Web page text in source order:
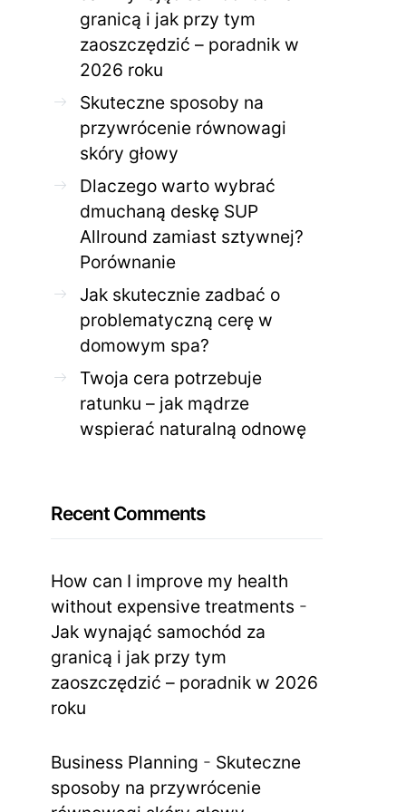
ZDROWE CIAŁO
Jak skutecznie zadbać o
problematyczną cerę w
domowym spa?
28 KWIETNIA 2026 27 KWIETNIA 2026
granicą i jak przy tym
zaoszczędzić – poradnik w
2026 roku
Skuteczne sposoby na
przywrócenie równowagi
skóry głowy
Dlaczego warto wybrać
dmuchaną deskę SUP
Allround zamiast sztywnej?
Porównanie
Jak skutecznie zadbać o
problematyczną cerę w
domowym spa?
Twoja cera potrzebuje
ratunku – jak mądrze
wspierać naturalną odnowę
Recent Comments
How can I improve my health
without expensive treatments -
Jak wynająć samochód za
granicą i jak przy tym
zaoszczędzić – poradnik w 2026
roku
Business Planning - Skuteczne
sposoby na przywrócenie